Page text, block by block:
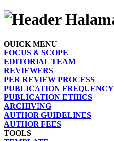
QUICK MENU
FOCUS & SCOPE
EDITORIAL TEAM
REVIEWERS
PER REVIEW PROCESS
PUBLICATION FREQUENCY
PUBLICATION ETHICS
ARCHIVING
AUTHOR GUIDELINES
AUTHOR FEES
TOOLS